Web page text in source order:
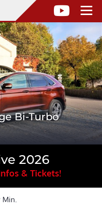
Bi-Turbo
2026
& Tickets!
Min.